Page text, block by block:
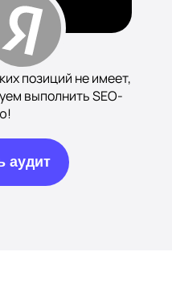
позиций не имеет,
выполнить SEO-
аудит